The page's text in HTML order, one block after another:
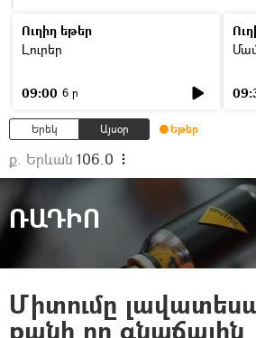
Ուղիղ եթեր
Լուրեր
09:00 6 ր
Երեկ Այսօր Եթեր
ք. Երևան 106.0
ՌԱԴԻՈ
Միտումը
քանի որ գնաճային